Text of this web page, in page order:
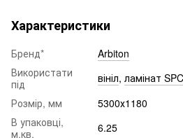
Характеристики
Бренд*
Arbiton
Використати
під
вініл, ламінат SPC
Розмір, мм
5300х1180
В упаковці,
м.кв.
6.25